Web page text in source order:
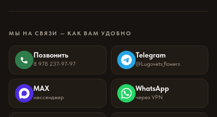
МЫ НА СВЯЗИ — КАК ВАМ УДОБНО
Позвонить
8 978 237-97-97
Telegram
@Lugovets_flowers
MAX
мессенджер
WhatsApp
через VPN